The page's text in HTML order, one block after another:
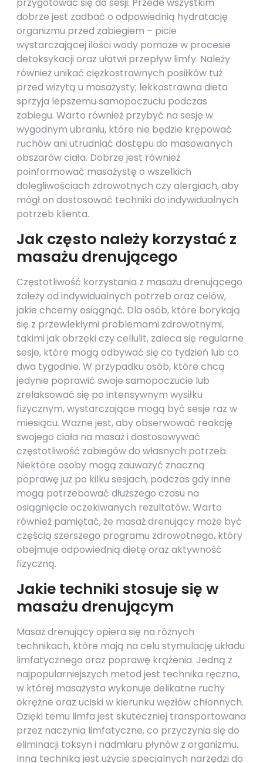
dobrze jest zadbać o odpowiednią hydratację
organizmu przed zabiegiem – picie
wystarczającej ilości wody pomoże w procesie
detoksykacji oraz ułatwi przepływ limfy. Należy
również unikać ciężkostrawnych posiłków tuż
przed wizytą u masażysty; lekkostrawna dieta
sprzyja lepszemu samopoczuciu podczas
zabiegu. Warto również przybyć na sesję w
wygodnym ubraniu, które nie będzie krępować
ruchów ani utrudniać dostępu do masowanych
obszarów ciała. Dobrze jest również
poinformować masażystę o wszelkich
dolegliwościach zdrowotnych czy alergiach, aby
mógł on dostosować techniki do indywidualnych
potrzeb klienta.
Jak często należy korzystać z
masażu drenującego
Częstotliwość korzystania z masażu drenującego
zależy od indywidualnych potrzeb oraz celów,
jakie chcemy osiągnąć. Dla osób, które borykają
się z przewlekłymi problemami zdrowotnymi,
takimi jak obrzęki czy cellulit, zaleca się regularne
sesje, które mogą odbywać się co tydzień lub co
dwa tygodnie. W przypadku osób, które chcą
jedynie poprawić swoje samopoczucie lub
zrelaksować się po intensywnym wysiłku
fizycznym, wystarczające mogą być sesje raz w
miesiącu. Ważne jest, aby obserwować reakcję
swojego ciała na masaż i dostosowywać
częstotliwość zabiegów do własnych potrzeb.
Niektóre osoby mogą zauważyć znaczną
poprawę już po kilku sesjach, podczas gdy inne
mogą potrzebować dłuższego czasu na
osiągnięcie oczekiwanych rezultatów. Warto
również pamiętać, że masaż drenujący może być
częścią szerszego programu zdrowotnego, który
obejmuje odpowiednią dietę oraz aktywność
fizyczną.
Jakie techniki stosuje się w
masażu drenującym
Masaż drenujący opiera się na różnych
technikach, które mają na celu stymulację układu
limfatycznego oraz poprawę krążenia. Jedną z
najpopularniejszych metod jest technika ręczna,
w której masażysta wykonuje delikatne ruchy
okrężne oraz uciski w kierunku węzłów chłonnych.
Dzięki temu limfa jest skuteczniej transportowana
przez naczynia limfatyczne, co przyczynia się do
eliminacji toksyn i nadmiaru płynów z organizmu.
Inną techniką jest użycie specjalnych narzędzi do